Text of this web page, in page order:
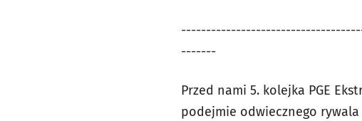
-------
Przed nami 5. kolejka PGE
podejmie odwiecznego rywala